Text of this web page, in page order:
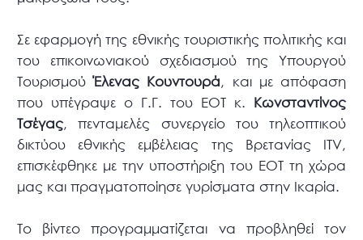
Σε εφαρμογή της εθνικής τουριστικής πολιτικής και
του επικοινωνιακού σχεδιασμού της Υπουργού
ΤουρισμούΈλενας Κουντουρά, και με απόφαση
που υπέγραψε ο Γ.Γ. του ΕΟΤ κ. Κωνσταντίνος
Τσέγας, πενταμελές συνεργείο του τηλεοπτικού
δικτύου εθνικής εμβέλειας της Βρετανίας ITV,
επισκέφθηκε με την υποστήριξη του ΕΟΤ τη χώρα
μας και πραγματοποίησε γυρίσματα στην Ικαρία.
Το βίντεο προγραμματίζεται να προβληθεί τον